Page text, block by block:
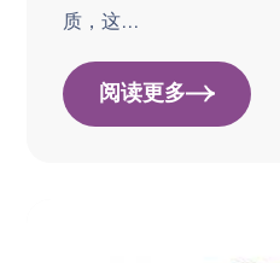
质，这...
阅读更多